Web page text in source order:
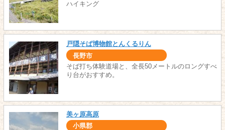
ハイキング
戸隠そば博物館とんくるりん
長野市
そば打ち体験道場と、全長50メートルのロングすべ
り台がおすすめ。
美ヶ原高原
小県郡